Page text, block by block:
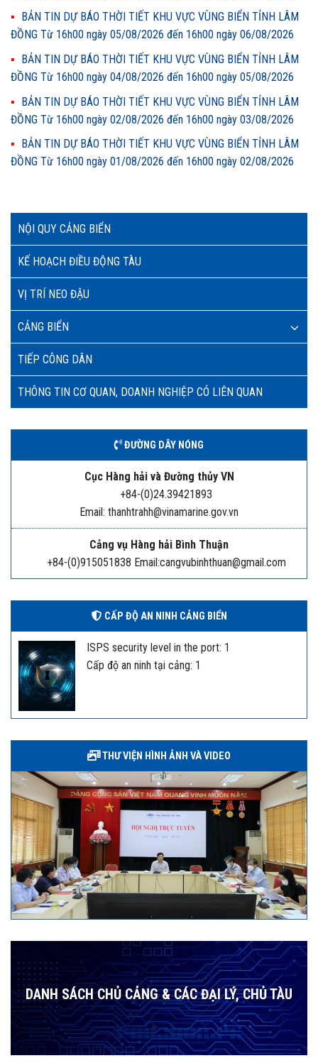
NỘI QUY CẢNG BIỂN
KẾ HOẠCH ĐIỀU ĐỘNG TÀU
VỊ TRÍ NEO ĐẬU
CẢNG BIỂN
TIẾP CÔNG DÂN
THÔNG TIN CƠ QUAN, DOANH NGHIỆP CÓ LIÊN QUAN
ĐƯỜNG DÂY NÓNG
Cục Hàng hải và Đường thủy VN
+84-(0)24.39421893
Email: thanhtrahh@vinamarine.gov.vn
Cảng vụ Hàng hải Bình Thuận
+84-(0)915051838 Email:cangvubinhthuan@gmail.com
CẤP ĐỘ AN NINH CẢNG BIỂN
ISPS security level in the port: 1
Cấp độ an ninh tại cảng: 1
THƯ VIỆN HÌNH ẢNH VÀ VIDEO
DANH SÁCH CHỦ CẢNG & CÁC ĐẠI LÝ, CHỦ TÀU
BẢN TIN DỰ BÁO THỜI TIẾT KHU VỰC VÙNG BIỂN TỈNH LÂM
ĐỒNG Từ 16h00 ngày 05/08/2026 đến 16h00 ngày 06/08/2026
BẢN TIN DỰ BÁO THỜI TIẾT KHU VỰC VÙNG BIỂN TỈNH LÂM
ĐỒNG Từ 16h00 ngày 04/08/2026 đến 16h00 ngày 05/08/2026
BẢN TIN DỰ BÁO THỜI TIẾT KHU VỰC VÙNG BIỂN TỈNH LÂM
ĐỒNG Từ 16h00 ngày 02/08/2026 đến 16h00 ngày 03/08/2026
BẢN TIN DỰ BÁO THỜI TIẾT KHU VỰC VÙNG BIỂN TỈNH LÂM
ĐỒNG Từ 16h00 ngày 01/08/2026 đến 16h00 ngày 02/08/2026